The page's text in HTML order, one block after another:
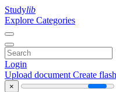
Studylib
Explore Categories
Login
Upload document Create
×